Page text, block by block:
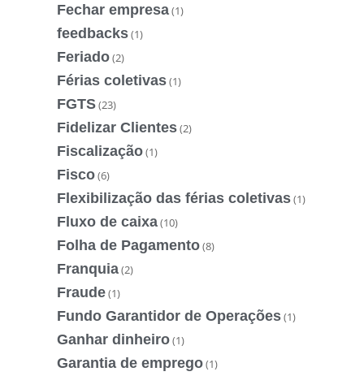
Fechar empresa(1)
feedbacks(1)
Feriado(2)
Férias coletivas(1)
FGTS(23)
Fidelizar Clientes(2)
Fiscalização(1)
Fisco(6)
Flexibilização das férias coletivas(1)
Fluxo de caixa(10)
Folha de Pagamento(8)
Franquia(2)
Fraude(1)
Fundo Garantidor de Operações(1)
Ganhar dinheiro(1)
Garantia de emprego(1)